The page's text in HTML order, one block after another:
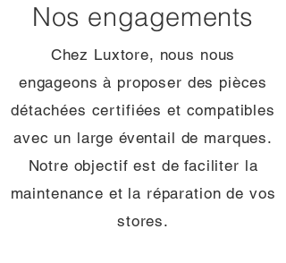
Nos engagements
Chez Luxtore, nous nous
engageons à proposer des pièces
détachées certifiées et compatibles
avec un large éventail de marques.
Notre objectif est de faciliter la
maintenance et la réparation de vos
stores.